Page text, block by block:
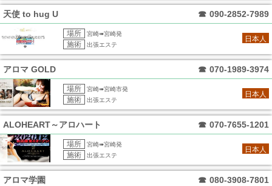
天使 to hug U ☎ 090-2852-7989
場所 宮崎➠宮崎発
施術 出張エステ
日本人
アロマ GOLD ☎ 070-1989-3974
場所 宮崎➠宮崎市発
施術 出張エステ
日本人
ALOHEART～アロハート ☎ 070-7655-1201
場所 宮崎➠宮崎発
施術 出張エステ
日本人
アロマ学園 ☎ 080-3908-7801